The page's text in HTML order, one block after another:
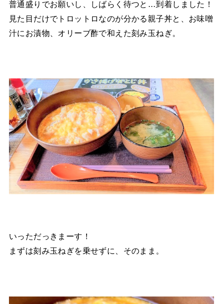
普通盛りでお願いし、しばらく待つと…到着しました！
見た目だけでトロットロなのが分かる親子丼と、お味噌
汁にお漬物、オリーブ酢で和えた刻み玉ねぎ。
いっただっきまーす！
まずは刻み玉ねぎを乗せずに、そのまま。